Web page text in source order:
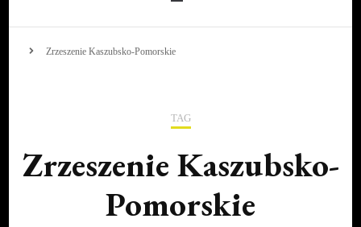
Zrzeszenie Kaszubsko-Pomorskie
TAG
Zrzeszenie Kaszubsko-
Pomorskie